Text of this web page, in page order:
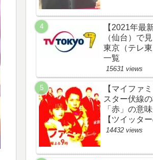
作犯人キャ
とめ】
【2021年最
（仙台）で
東京（テレ
一覧
15631 views
【マイファ
スター伏線
「赤」の意
【ツイッタ
レ評価黒幕
14432 views